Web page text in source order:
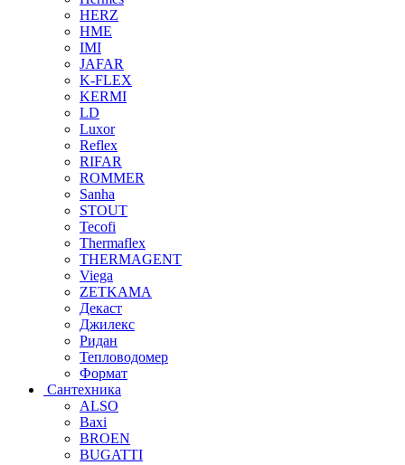
HERZ
HME
IMI
JAFAR
K-FLEX
KERMI
LD
Luxor
Reflex
RIFAR
ROMMER
Sanha
STOUT
Tecofi
Thermaflex
THERMAGENT
Viega
ZETKAMA
Декаст
Джилекс
Ридан
Тепловодомер
Формат
Сантехника
ALSO
Baxi
BROEN
BUGATTI